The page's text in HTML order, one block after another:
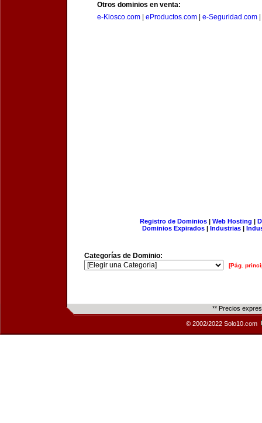
Otros dominios en venta:
e-Kiosco.com
eProductos.com e-Seguridad.com
Registro de Dominios| Web Hosting |
Dominios Expirados | Industrias |
Categorías de Dominio:
[Pág.
** Precios
© 2002/2022 Solo10.com